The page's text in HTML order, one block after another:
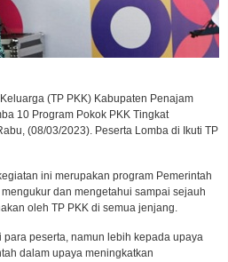
(TP PKK) Kabupaten Penajam
10 Program Pokok PKK Tingkat
(08/03/2023). Peserta Lomba di Ikuti TP
ini merupakan program Pemerintah
dan mengetahui sampai sejauh
oleh TP PKK di semua jenjang.
peserta, namun lebih kepada upaya
dalam upaya meningkatkan